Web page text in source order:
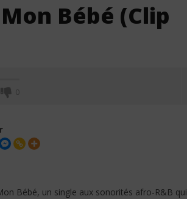
Bébé (Clip
0
Bébé, un single aux sonorités afro-R&B qui